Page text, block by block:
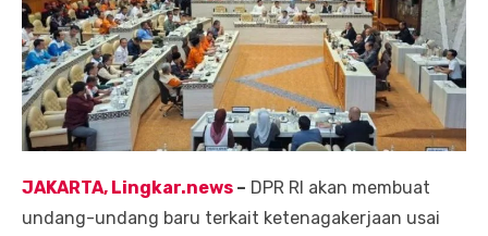
JAKARTA, Lingkar.news – DPR RI akan membuat
undang-undang baru terkait ketenagakerjaan usai